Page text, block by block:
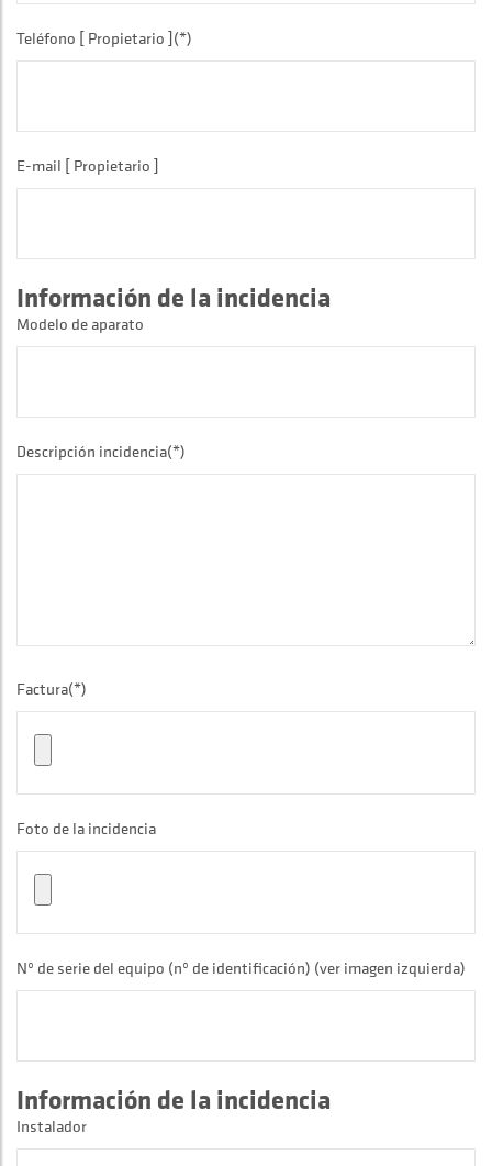
Teléfono [ Propietario ](*)
E-mail [ Propietario ]
Información de la incidencia
Modelo de aparato
Descripción incidencia(*)
Factura(*)
Foto de la incidencia
Nº de serie del equipo (nº de identificación) (ver imagen izquierda)
Información de la incidencia
Instalador